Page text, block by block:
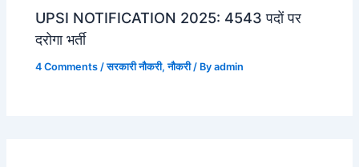
UPSI NOTIFICATION 2025: 4543 पदों पर
दरोगा भर्ती
4 Comments /सरकारी नौकरी,नौकरी/ Byadmin